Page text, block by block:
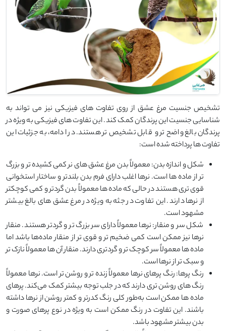
تشخیص جنسیت مرغ عشق از روی تفاوت ‌های فیزیکی نیز می ‌تواند به
شناسایی جنسیت این پرندگان کمک کند. این تفاوت ‌های فیزیکی به ‌ویژه در
پرندگان بالغ واضح ‌تر و قابل تشخیص ‌تر هستند. در ادامه، به جزئیات این
تفاوت ‌ها پرداخته شده است:
شکل و اندازه بدن: معمولاً بدن مرغ عشق‌ های نر کمی کشیده ‌تر و بزرگ
‌تر از ماده ‌ها است. نرها اغلب دارای فرم بدن بلندتر و ساختار استخوانی
قوی ‌تری هستند در حالی که ماده‌ ها معمولاً بدن گردتر و کمی کوچکتر
از نرها دارند. این تفاوت در جثه به ‌ویژه در مرغ عشق ‌های بالغ بیشتر
مشهود است.
شکل سر و منقار: نرها معمولاً دارای سر بزرگ ‌تر و گردتر هستند. منقار
نرها نیز ممکن است کمی ضخیم‌ تر و قوی ‌تر از منقار ماده‌ها باشد اما
ماده‌ ها معمولاً سر کوچک ‌تر و گردتری دارند. منقار آن ‌ها معمولاً نازک ‌تر
و سبک ‌تر از نرها است.
رنگ پرها: رنگ پرهای نرها معمولاً زنده ‌تر و روشن ‌تر است. نرها معمولاً
رنگ‌ های روشن ‌تری دارند که در جلب توجه بیشتر کمک می‌کند. پرهای
ماده‌ ها ممکن است به‌طور کلی رنگ کدرتر و کمتر روشن از نرها داشته
باشند. این تفاوت در رنگ ممکن است به ‌ویژه در نوع پرهای صورت و
بدن بیشتر مشهود باشد.